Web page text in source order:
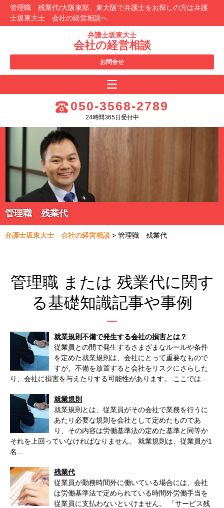
管理職 残業代/大阪東部、東大阪で弁護士をお探しの方は弁護
士坂東大士 会社の経営相談へ
弁護士坂東大士
会社の経営相談
お問合せ
050-3568-2789
24時間365日受付中
管理職 残業代
弁護士坂東大士 会社の経営相談 > 管理職 残業代
管理職 または 残業代に関す
る基礎知識記事や事例
就業規則不備で発生する会社の損害とは？
従業員との間で発生するさまざまなルールや条件
を定めた就業規則は、会社にとって重要なもので
すが、不備を放置すると会社をリスクにさらした
り、会社に損害を与えたりする可能性があります。 ここでは...
就業規則
就業規則とは、従業員がその会社で業務を行うに
あたり必要な規則を会社として定めたものであ
り、その内容は労働基準法の定めた基準と同等か
それを上回っていなければなりません。 就業規則は、従業員が1
名...
残業代
従業員が勤務時間外に働いている場合には、会社
は労働基準法で定められている時間外労働手当を
従業員に支払わないといけません。 「サービス残